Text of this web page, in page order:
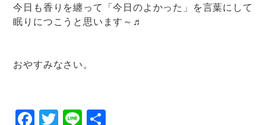
今日も香りを纏って「今日のよかった」を言葉にして
眠りにつこうと思います～♬
おやすみなさい。
F T Li